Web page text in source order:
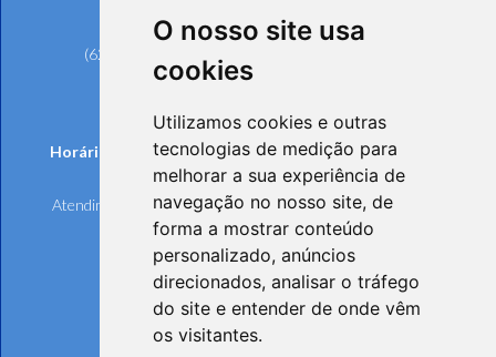
O nosso site usa
cookies
Utilizamos cookies e outras
tecnologias de medição para
melhorar a sua experiência de
navegação no nosso site, de
forma a mostrar conteúdo
personalizado, anúncios
direcionados, analisar o tráfego
do site e entender de onde vêm
os visitantes.
Telefones:
(62) 3221-6200 (Goiânia e Região Metropolitana)
0800 642 6598 (Demais Localidades)
Horários de funcionamento de Segunda à Sexta-feira:
Atendimento Online e Telefônico: 8h às 17h
Atendimento Presencial: 8h às 17h, mediante agendamento